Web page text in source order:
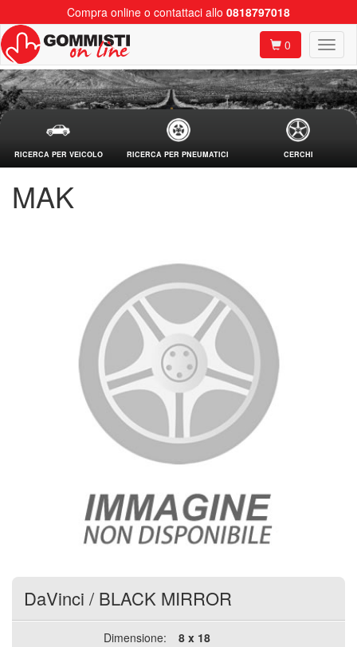
Compra online o contattaci allo 0818797018
0
RICERCA PER VEICOLO RICERCA PER PNEUMATICI CERCHI
MAK
DaVinci / BLACK MIRROR
Dimensione:
8 x 18